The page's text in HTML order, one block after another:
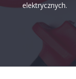
elektrycznych.